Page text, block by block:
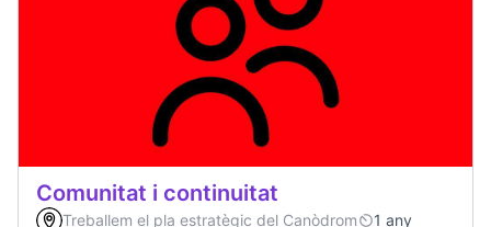
Comunitat i continuitat
Treballem el pla estratègic del Canòdrom
1 any